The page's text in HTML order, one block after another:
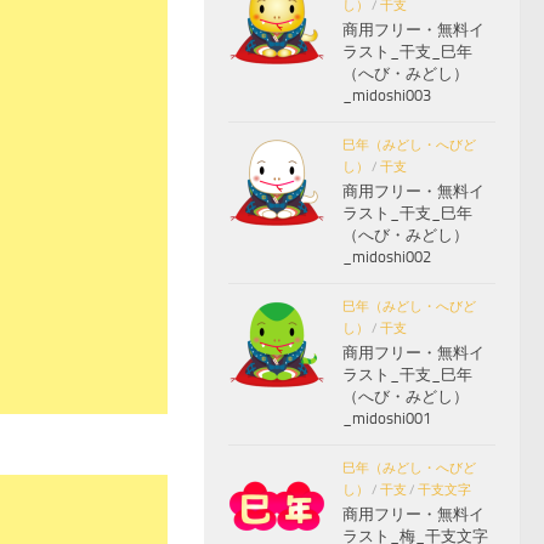
し）
/ 干支
商用フリー・無料イ
ラスト_干支_巳年
（へび・みどし）
_midoshi003
巳年（みどし・へびど
し）
/ 干支
商用フリー・無料イ
ラスト_干支_巳年
（へび・みどし）
_midoshi002
巳年（みどし・へびど
し）
/ 干支
商用フリー・無料イ
ラスト_干支_巳年
（へび・みどし）
_midoshi001
巳年（みどし・へびど
し）
/ 干支 / 干支文字
商用フリー・無料イ
ラスト_梅_干支文字